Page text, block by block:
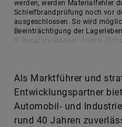
werden, werden Materialfehler
Schleifbrandprüfung noch vor
ausgeschlossen. So wird
Beeinträchtigung der
Als Marktführer und
Entwicklungspartner
Automobil- und
rund 40 Jahren